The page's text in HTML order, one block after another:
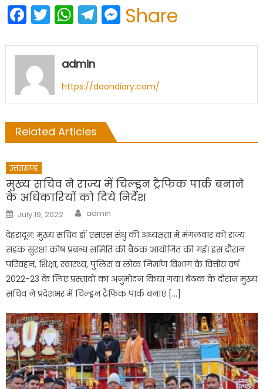
Facebook
Twitter
WhatsApp
Telegram
Messenger
Share
admin
https://doondiary.com/
Related Articles
उत्तराखण्ड
मुख्य सचिव ने राज्य में चिल्ड्रन ट्रैफिक पार्क बनाने
के अधिकारियों को दिये निर्देश
Posted
on
July 19, 2022 Author
admin
देहरादून: मुख्य सचिव डॉ एसएस संधु की अध्यक्षता में मंगलवार को राज्य
सड़क सुरक्षा कोष प्रबन्ध समिति की बैठक आयोजित की गई। इस दौरान
परिवहन, शिक्षा, स्वास्थ्य, पुलिस व लोक निर्माण विभाग के वित्तीय वर्ष
2022-23 के लिए प्रस्तावों का अनुमोदन किया गया। बैठक के दौरान मुख्य
सचिव ने प्रदेशभर में चिल्ड्रन ट्रैफिक पार्क बनाए […]